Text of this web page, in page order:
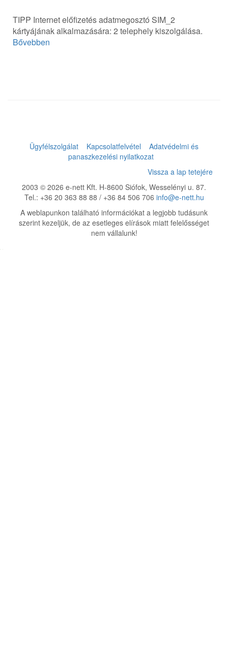
TIPP Internet előfizetés adatmegosztó SIM_2
kártyájának alkalmazására: 2 telephely kiszolgálása.
Bővebben
Ügyfélszolgálat Kapcsolatfelvétel
Adatvédelmi és
panaszkezelési nyilatkozat
Vissza a lap tetejére
2003 © 2026 e-nett Kft. H-8600 Siófok, Wesselényi u. 87.
Tel.: +36 20 363 88 88 / +36 84 506 706 info@e-nett.hu
A weblapunkon található információkat a legjobb tudásunk
szerint kezeljük, de az esetleges elírások miatt felelősséget
nem vállalunk!